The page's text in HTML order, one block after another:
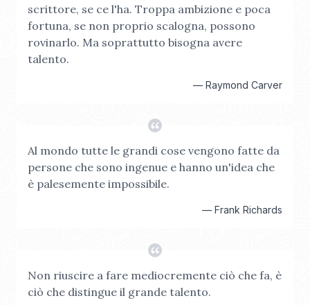
scrittore, se ce l'ha. Troppa ambizione e poca
fortuna, se non proprio scalogna, possono
rovinarlo. Ma soprattutto bisogna avere
talento.
— Raymond Carver
Al mondo tutte le grandi cose vengono fatte da
persone che sono ingenue e hanno un'idea che
è palesemente impossibile.
— Frank Richards
Non riuscire a fare mediocremente ciò che fa, è
ciò che distingue il grande talento.